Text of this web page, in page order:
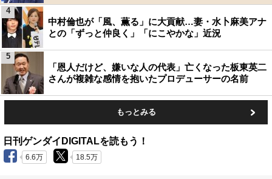
中村倫也が「風、薫る」に大貢献…妻・水卜麻美アナ
との「ずっと仲良く」「にこやかな」近況
4
「恩人だけど、嫌いな人の代表」亡くなった板東英二
さんが複雑な感情を抱いたプロデューサーの名前
5
もっとみる
日刊ゲンダイDIGITALを読もう！
6.6万 18.5万